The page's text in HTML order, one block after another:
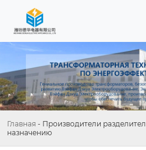
Главная - Производители
назначению